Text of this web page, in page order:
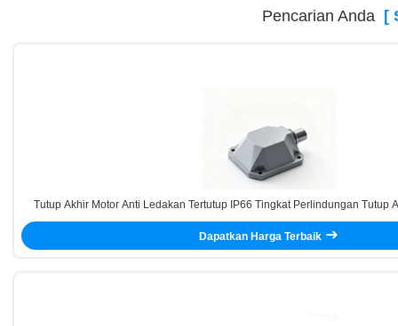
Pencarian Anda[
Tutup Akhir Motor Anti Ledakan Tertutup IP66 Tingkat Perlindungan Tutup
Aksesori Motor Tahan Debu Tahan Air Komponen Anti Ledakan
Dapatkan Harga Terbaik